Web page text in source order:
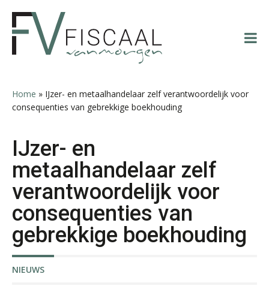
hoofdnavigatie
hoofd
eerste
voettekst
Home » IJzer- en metaalhandelaar zelf verantwoordelijk voor
consequenties van gebrekkige boekhouding
IJzer- en
metaalhandelaar zelf
verantwoordelijk voor
consequenties van
gebrekkige boekhouding
NIEUWS
Derwish Rosalia
Jeroen Knol